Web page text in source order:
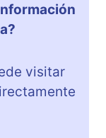
visitar